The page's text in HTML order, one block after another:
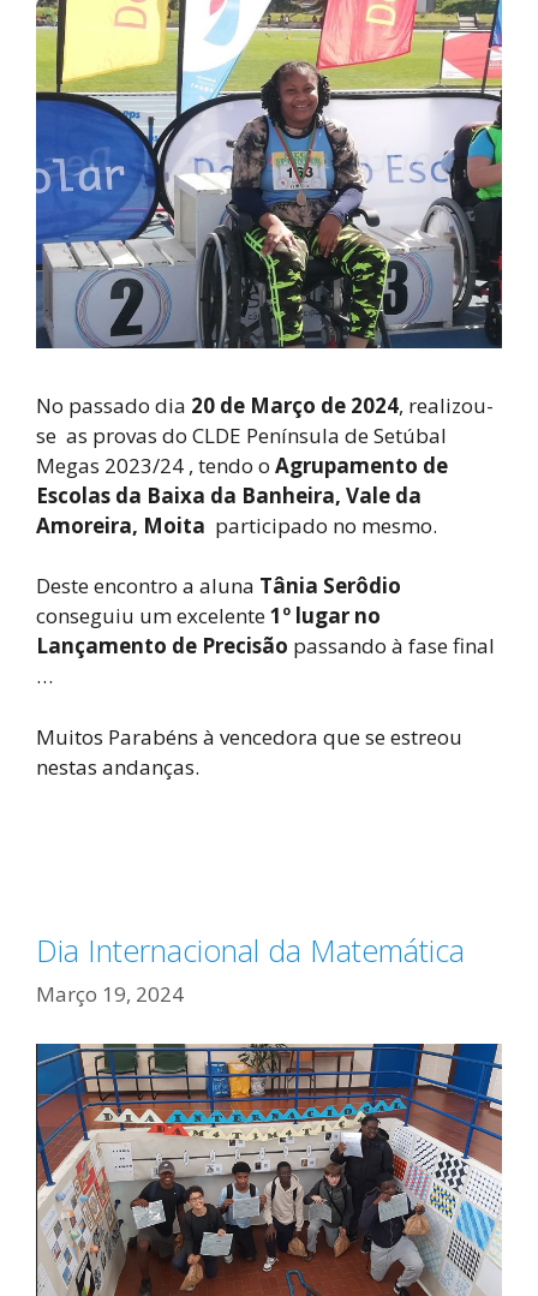
No passado dia 20 de Março de 2024, realizou-
se as provas do CLDE Península de Setúbal
Megas 2023/24 , tendo o Agrupamento de
Escolas da Baixa da Banheira, Vale da
Amoreira, Moita participado no mesmo.
Deste encontro a aluna Tânia Serôdio
conseguiu um excelente1º lugar no
Lançamento de Precisão passando à fase final
…
Muitos Parabéns à vencedora que se estreou
nestas andanças.
Dia Internacional da Matemática
Março 19, 2024